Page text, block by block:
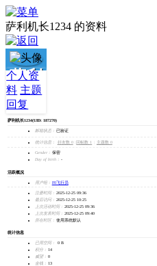
萨利机长1234 的资料
萨利
机长
1234
加为好友
发消息
个人资
料 主题
回复
萨利机长1234(UID: 187270)
邮箱状态： 已验证
统计信息： 好友数 0 回帖数 1 主题数 0
Gender： 保密
Day of birth： -
活跃概况
用户组： F0飞行员
注册时间： 2025-12-25 09:36
最后访问： 2025-12-25 10:25
上次活动时间： 2025-12-25 09:36
上次发表时间： 2025-12-25 09:40
所在时区： 使用系统默认
统计信息
已用空间：
0 B
积分：
14
威望： 0
金钱：
13